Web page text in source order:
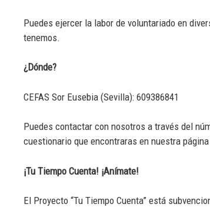
Puedes ejercer la labor de voluntariado en
tenemos.
¿Dónde?
CEFAS Sor Eusebia (Sevilla): 609386841
Puedes contactar con nosotros a través del
cuestionario que encontraras en nuestra
¡Tu Tiempo Cuenta! ¡Anímate!
El Proyecto “Tu Tiempo Cuenta” está